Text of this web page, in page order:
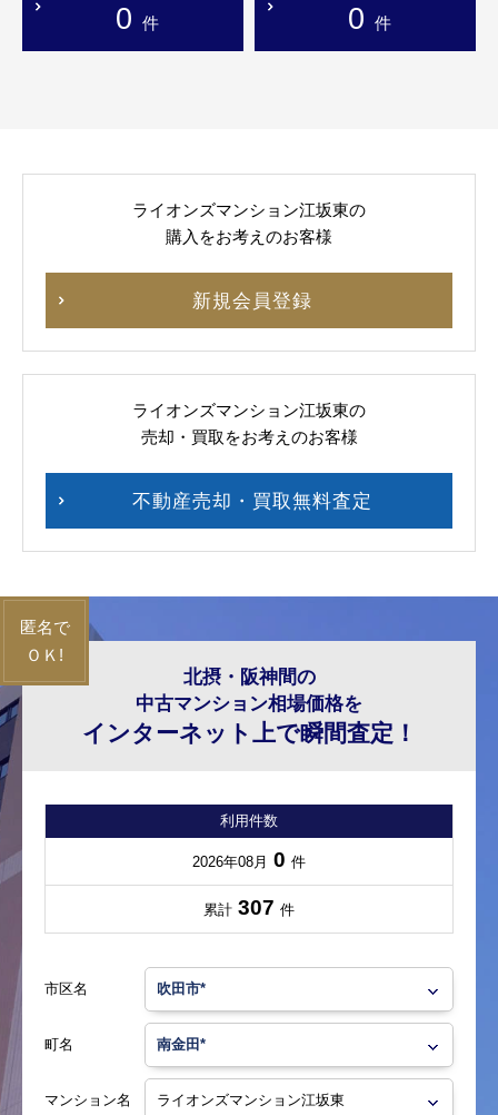
0 件 0 件
ライオンズマンション江坂東の
購入をお考えのお客様
新規会員登録
ライオンズマンション江坂東の
売却・買取をお考えのお客様
不動産売却・買取無料査定
北摂・阪神間の
中古マンション相場価格を
インターネット上で瞬間査定！
利用件数
2026年08月 0 件
累計 307 件
市区名
町名
マンション名